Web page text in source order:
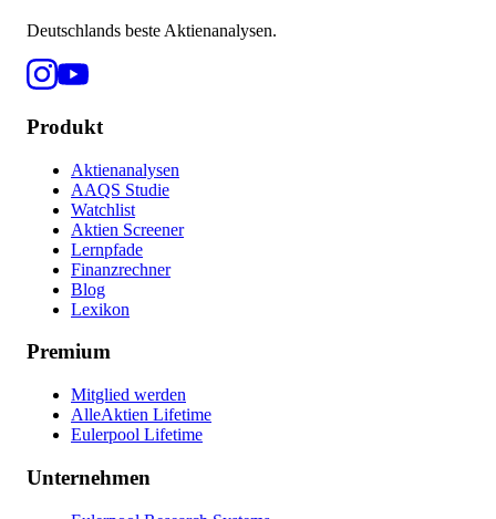
Deutschlands beste Aktienanalysen.
Produkt
Aktienanalysen
AAQS Studie
Watchlist
Aktien Screener
Lernpfade
Finanzrechner
Blog
Lexikon
Premium
Mitglied werden
AlleAktien Lifetime
Eulerpool Lifetime
Unternehmen